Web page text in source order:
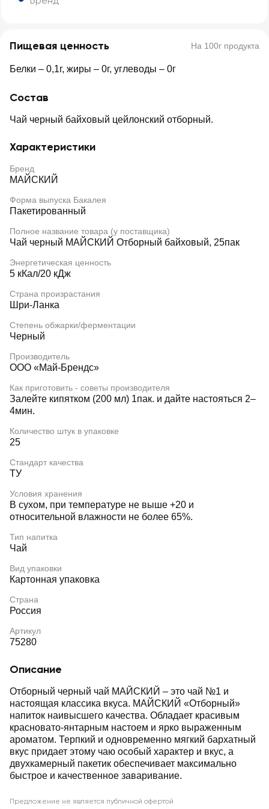
Пищевая ценность На 100г продукта
Белки – 0,1г, жиры – 0г, углеводы – 0г
Состав
Чай черный байховый цейлонский отборный.
Характеристики
Бренд
МАЙСКИЙ
Форма выпуска Бакалея
Пакетированный
Полное название товара (у поставщика)
Чай черный МАЙСКИЙ Отборный байховый, 25пак
Энергетическая ценность
5 кКал/20 кДж
Страна произрастания
Шри-Ланка
Степень обжарки/ферментации
Черный
Производитель
ООО «Май-Брендс»
Как приготовить - советы производителя
Залейте кипятком (200 мл) 1пак. и дайте настояться 2–
4мин.
Количество штук в упаковке
25
Стандарт качества
ТУ
Условия хранения
В сухом, при температуре не выше +20 и
относительной влажности не более 65%.
Тип напитка
Чай
Вид упаковки
Картонная упаковка
Страна
Россия
Артикул
75280
Описание
Отборный черный чай МАЙСКИЙ – это чай №1 и
настоящая классика вкуса. МАЙСКИЙ «Отборный»
напиток наивысшего качества. Обладает красивым
красновато-янтарным настоем и ярко выраженным
ароматом. Терпкий и одновременно мягкий бархатный
вкус придает этому чаю особый характер и вкус, а
двухкамерный пакетик обеспечивает максимально
быстрое и качественное заваривание.
Предложение не является публичной офертой